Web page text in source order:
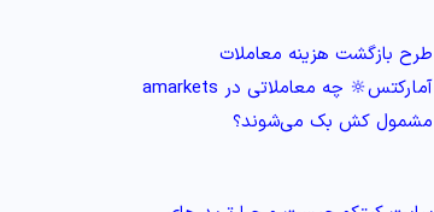
طرح بازگشت هزینه معاملات
آمارکتس🔆 چه معاملاتی در amarkets
مشمول کش‌ بک می‌شوند؟